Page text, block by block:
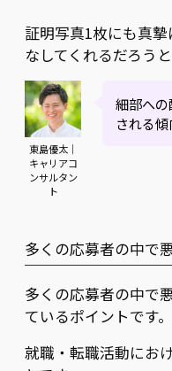
証明写真1枚にも真
なしてくれるだろう
東島優太｜
キャリアコ
ンサルタン
ト
細部へ
される傾
多くの応募者の中で
多くの応募者の中で
ているポイントです。
就職・転職活動にお